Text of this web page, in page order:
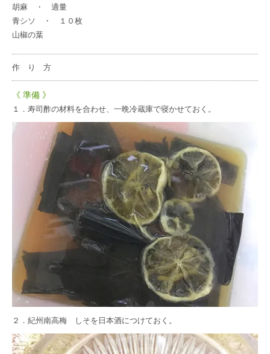
胡麻 ・ 適量
青シソ ・ １０枚
山椒の葉
作 り 方
《 準備 》
１．寿司酢の材料を合わせ、一晩冷蔵庫で寝かせておく。
２． 紀州南高梅 しそを日本酒につけておく。